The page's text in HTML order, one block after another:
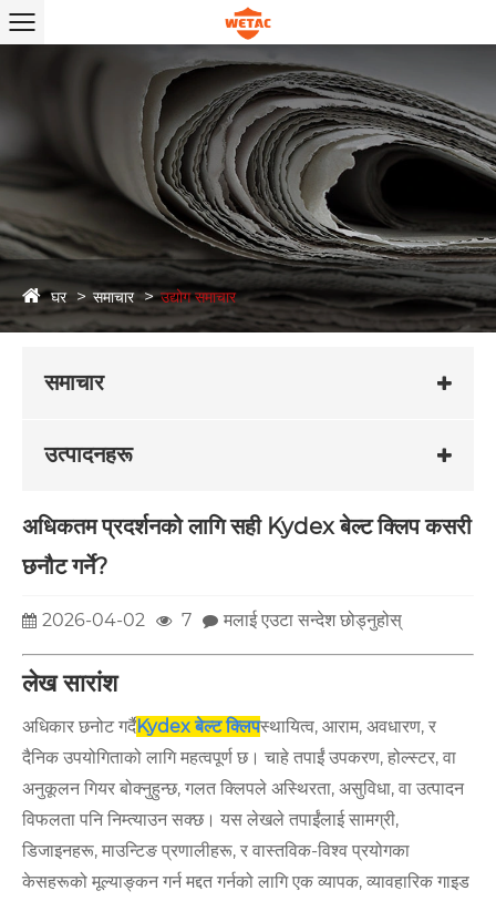
घर समाचार उद्योग समाचार
समाचार
उत्पादनहरू
अधिकतम प्रदर्शनको लागि सही Kydex बेल्ट क्लिप कसरी
छनौट गर्ने?
2026-04-02 7 मलाई एउटा सन्देश छोड्नुहोस्
लेख सारांश
अधिकार छनोट गर्दैKydex बेल्ट क्लिपस्थायित्व, आराम, अवधारण, र
दैनिक उपयोगिताको लागि महत्वपूर्ण छ। चाहे तपाईं उपकरण, होल्स्टर, वा
अनुकूलन गियर बोक्नुहुन्छ, गलत क्लिपले अस्थिरता, असुविधा, वा उत्पादन
विफलता पनि निम्त्याउन सक्छ। यस लेखले तपाईंलाई सामग्री,
डिजाइनहरू, माउन्टिङ प्रणालीहरू, र वास्तविक-विश्व प्रयोगका
केसहरूको मूल्याङ्कन गर्न मद्दत गर्नको लागि एक व्यापक, व्यावहारिक गाइड